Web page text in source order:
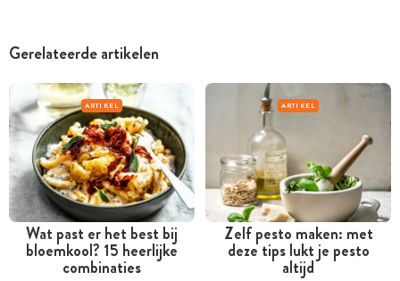
Gerelateerde artikelen
ARTIKEL
Wat past er het best bij
bloemkool? 15 heerlijke
combinaties
ARTIKEL
Zelf pesto maken: met
deze tips lukt je pesto
altijd